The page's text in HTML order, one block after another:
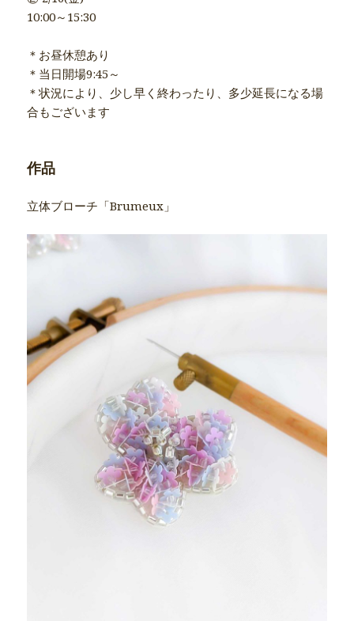
10:00～15:30
＊お昼休憩あり
＊当日開場9:45～
＊状況により、少し早く終わったり、多少延長になる場
合もございます
作品
立体ブローチ「Brumeux」